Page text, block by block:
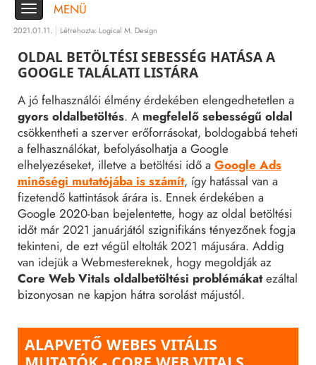
MENÜ
2021.01.11. Létrehozta: Logical M. Design
OLDAL BETÖLTÉSI SEBESSÉG HATÁSA A
GOOGLE TALÁLATI LISTÁRA
A jó felhasználói élmény érdekében elengedhetetlen a
gyors oldalbetöltés. A megfelelő sebességű oldal
csökkentheti a szerver erőforrásokat, boldogabbá teheti
a felhasználókat, befolyásolhatja a Google
elhelyezéseket, illetve a betöltési idő a Google Ads
minőségi mutatójába is számít, így hatással van a
fizetendő kattintások árára is. Ennek érdekében a
Google 2020-ban bejelentette, hogy az oldal betöltési
időt már 2021 januárjától szignifikáns tényezőnek fogja
tekinteni, de ezt végül eltolták 2021 májusára. Addig
van idejük a Webmestereknek, hogy megoldják az
Core Web Vitals oldalbetöltési problémákatezáltal
bizonyosan ne kapjon hátra sorolást májustól.
ALAPVETŐ WEBES VITÁLIS